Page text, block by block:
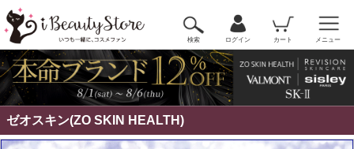
検索 ログイン カート メニュー
ゼオスキン(ZO SKIN HEALTH)